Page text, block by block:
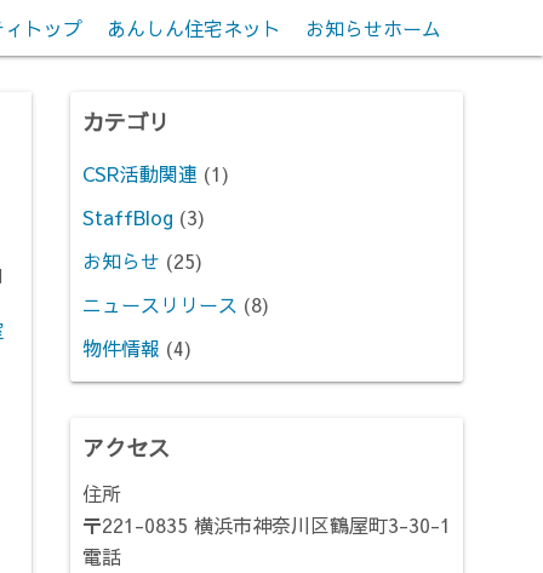
トップ あんしん住宅ネット お知らせホーム
カテゴリ
CSR活動関連 (1)
StaffBlog (3)
お知らせ (25)
ニュースリリース (8)
物件情報 (4)
アクセス
住所
〒221-0835 横浜市神奈川区鶴屋町3-30-1
電話